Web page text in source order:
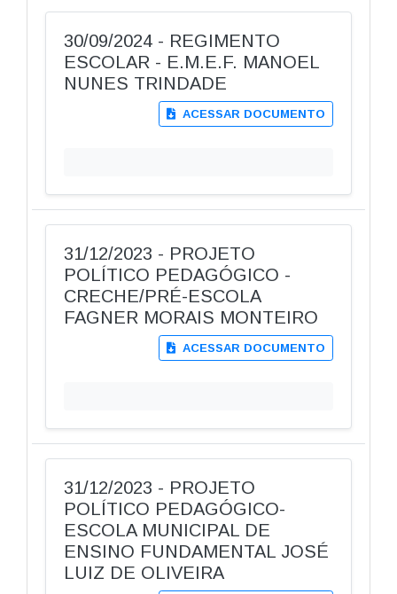
30/09/2024 - REGIMENTO
ESCOLAR - E.M.E.F. MANOEL
NUNES TRINDADE
ACESSAR DOCUMENTO
31/12/2023 - PROJETO
POLÍTICO PEDAGÓGICO -
CRECHE/PRÉ-ESCOLA
FAGNER MORAIS MONTEIRO
ACESSAR DOCUMENTO
31/12/2023 - PROJETO
POLÍTICO PEDAGÓGICO-
ESCOLA MUNICIPAL DE
ENSINO FUNDAMENTAL JOSÉ
LUIZ DE OLIVEIRA